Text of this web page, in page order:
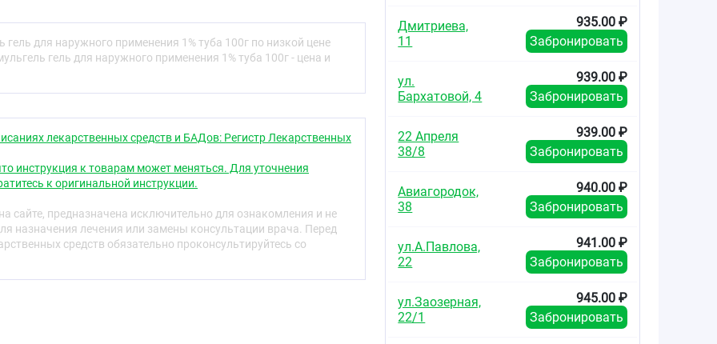
основе Вольтарен®Эмульгель®оказывает
эффект.
на область пораженного сустава концентрация в
чем в плазме. Диклофенак преимущественно
глубоко в тканях, подверженных воспалению,
концентрация в 20 раз выше, чем в плазме.
и дегенеративных заболеваниях
остеоартроз, люмбаго, ишиас)
гель для наружного применения 1% туба 100г по низкой цене
гель для наружного применения 1% туба 100г - цена и
лекарственных средств и БАДов: Регистр Лекарственных
инструкция к товарам может меняться. Для уточнения
к оригинальной инструкции.
сайте, предназначена исключительно для ознакомления и не
назначения лечения или замены консультации врача. Перед
средств обязательно проконсультируйтесь со
Дмитриева,
11
935.00 ₽
Забронировать
ул.
Бархатовой, 4
939.00 ₽
Забронировать
22 Апреля
38/8
939.00 ₽
Забронировать
Авиагородок,
38
940.00 ₽
Забронировать
ул.А.Павлова,
22
941.00 ₽
Забронировать
ул.Заозерная,
22/1
945.00 ₽
Забронировать